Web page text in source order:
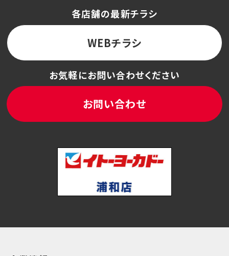
各店舗の最新チラシ
WEBチラシ
お気軽にお問い合わせください
お問い合わせ